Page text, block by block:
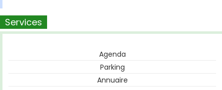
Services
Agenda
Parking
Annuaire